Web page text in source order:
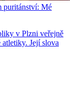
puritánství: Mé
v Plzni veřejně
Její slova